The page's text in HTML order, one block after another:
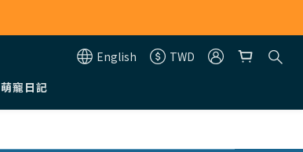
English
TWD
萌寵日記